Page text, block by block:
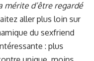
mérite d’être regardé
aller plus loin sur
du sexfriend
: plus